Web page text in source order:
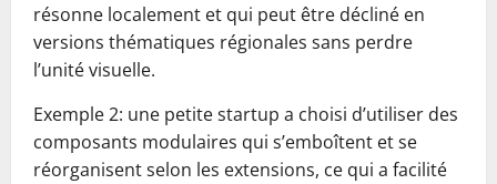
résonne localement et qui peut être décliné en
versions thématiques régionales sans perdre
l’unité visuelle.
Exemple 2: une petite startup a choisi d’utiliser des
composants modulaires qui s’emboîtent et se
réorganisent selon les extensions, ce qui a facilité